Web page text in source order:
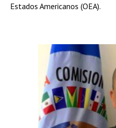
Estados Americanos (OEA).